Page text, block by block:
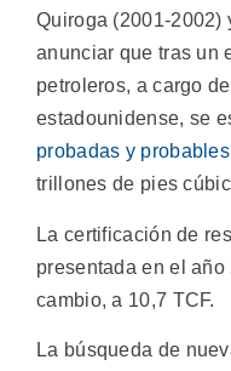
Quiroga (2001-2002)
anunciar que tras un
petroleros, a cargo
estadounidense, se
probadas y
trillones de pies
La certificación de
presentada en el
cambio, a 10,7 TCF.
La búsqueda de